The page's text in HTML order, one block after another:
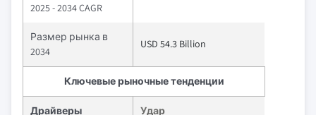
2025 - 2034 CAGR
Размер рынка в
2034
USD 54.3 Billion
Ключевые рыночные тенденции
Драйверы Удар